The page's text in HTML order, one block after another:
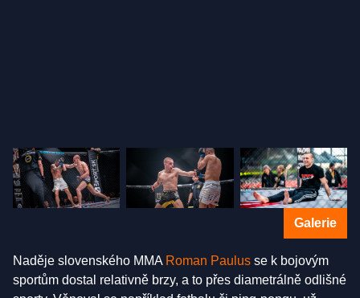
Galerie
Naděje slovenského MMA Roman Paulus se k bojovým
sportům dostal relativně brzy, a to přes diametrálně odlišné